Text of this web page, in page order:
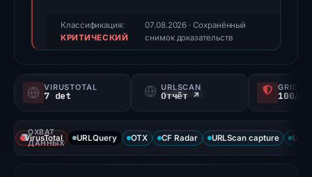
triage
Threat
Классификация:
КРИТИЧЕСКИЙ
07.08.2026 · Сохранённый
снимок доказательств
VIRUSTOTAL
7 det
URLSCAN
Отчёт ↗ 100/
ОХВАТ
ДАННЫХ
VirusTotal URLQuery OTX CF Radar URLScan capture